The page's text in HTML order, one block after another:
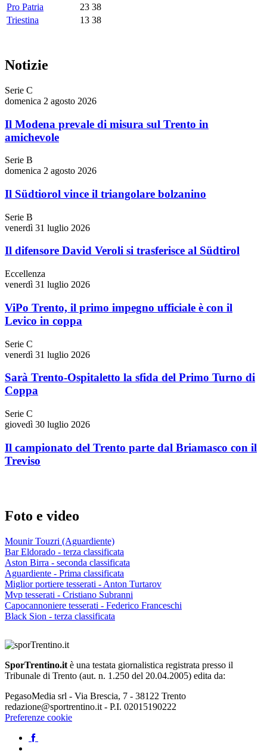
Pro Patria
23 38
Triestina
13 38
Notizie
Serie C
domenica 2 agosto 2026
Il Modena prevale di misura sul Trento in
amichevole
Serie B
domenica 2 agosto 2026
Il Südtiorol vince il triangolare bolzanino
Serie B
venerdì 31 luglio 2026
Il difensore David Veroli si trasferisce al Südtirol
Eccellenza
venerdì 31 luglio 2026
ViPo Trento, il primo impegno ufficiale è con il
Levico in coppa
Serie C
venerdì 31 luglio 2026
Sarà Trento-Ospitaletto la sfida del Primo Turno di
Coppa
Serie C
giovedì 30 luglio 2026
Il campionato del Trento parte dal Briamasco con il
Treviso
Foto e video
Mounir Touzri (Aguardiente)
Bar Eldorado - terza classificata
Aston Birra - seconda classificata
Aguardiente - Prima classificata
Miglior portiere tesserati - Anton Turtarov
Mvp tesserati - Cristiano Subranni
Capocannoniere tesserati - Federico Franceschi
Black Sion - terza classificata
SporTrentino.it è una testata giornalistica registrata presso il
Tribunale di Trento (aut. n. 1.250 del 20.04.2005) edita da:
PegasoMedia srl - Via Brescia, 7 - 38122 Trento
redazione@sportrentino.it - P.I. 02015190222
Preferenze cookie